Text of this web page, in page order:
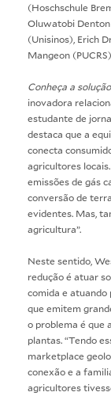
(Hoschschule
Oluwatobi
(Unisinos), Erich
Mangeon (PUCRS)
Conheça a
inovadora
estudante de
destaca que a
conecta
agricultores
emissões de gás
conversão de
evidentes. Mas,
agricultura”.
Neste sentido,
redução é atuar
comida e atuando
que emitem
o problema é que
plantas. “Tendo
marketplace
conexão e a
agricultores